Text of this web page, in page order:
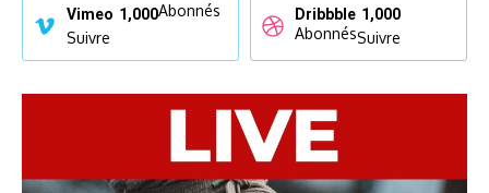
Vimeo 1,000Abonnés
Suivre
Dribbble 1,000
AbonnésSuivre